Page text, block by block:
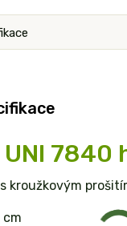
UNI
kroužkovým
cm